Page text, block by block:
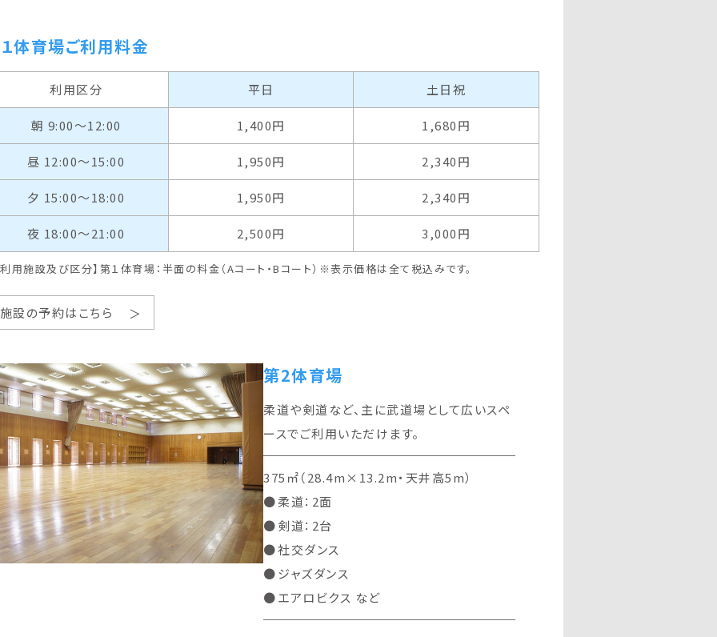
体育場ご利用料金
利用区分 平日 土日祝
朝 9:00〜12:00 1,400円 1,680円
昼 12:00〜15:00 1,950円 2,340円
夕 15:00〜18:00 1,950円 2,340円
夜 18:00〜21:00 2,500円 3,000円
利用施設及び区分】第１体育場：半面の料金（Aコート・Bコート）※表示価格は全て税込みです。
施設の予約はこちら
第2体育場
柔道や剣道など、主に武道場として広いスペ
ースでご利用いただけます。
375㎡（28.4m×13.2m・天井高5m）
柔道：2面
剣道：2台
社交ダンス
ジャズダンス
エアロビクス など